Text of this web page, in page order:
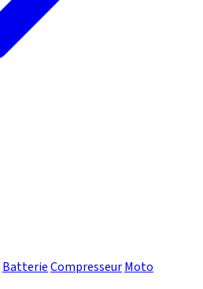
BatterieCompresseurMoto